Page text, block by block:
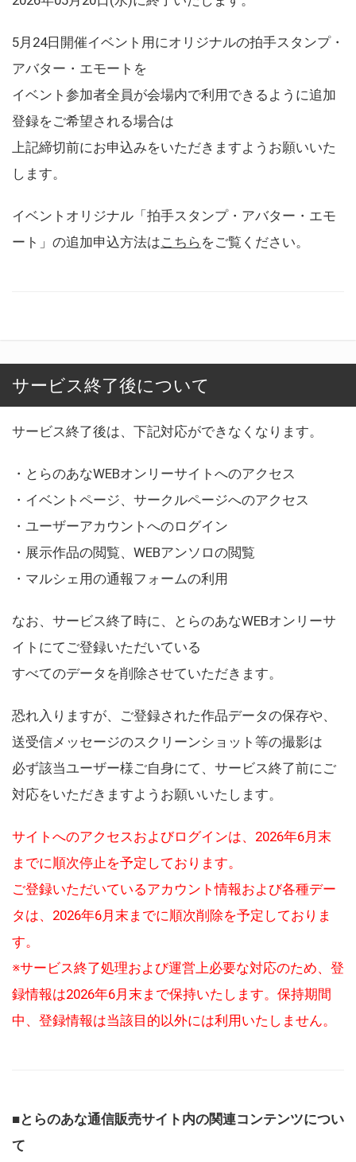
5月24日開催イベント用にオリジナルの拍手スタンプ・
アバター・エモートを
イベント参加者全員が会場内で利用できるように追加
登録をご希望される場合は
上記締切前にお申込みをいただきますようお願いいた
します。
イベントオリジナル「拍手スタンプ・アバター・エモ
ート」の追加申込方法はこちら をご覧ください。
サービス終了後について
サービス終了後は、下記対応ができなくなります。
・とらのあなWEBオンリーサイトへのアクセス
・イベントページ、サークルページへのアクセス
・ユーザーアカウントへのログイン
・展示作品の閲覧、WEBアンソロの閲覧
・マルシェ用の通報フォームの利用
なお、サービス終了時に、とらのあなWEBオンリーサ
イトにてご登録いただいている
すべてのデータを削除させていただきます。
恐れ入りますが、ご登録された作品データの保存や、
送受信メッセージのスクリーンショット等の撮影は
必ず該当ユーザー様ご自身にて、サービス終了前にご
対応をいただきますようお願いいたします。
サイトへのアクセスおよびログインは、2026年6月末
までに順次停止を予定しております。
ご登録いただいているアカウント情報および各種デー
タは、2026年6月末までに順次削除を予定しておりま
す。
※サービス終了処理および運営上必要な対応のため、登
録情報は2026年6月末まで保持いたします。保持期間
中、登録情報は当該目的以外には利用いたしません。
■とらのあな通信販売サイト内の関連コンテンツについ
て